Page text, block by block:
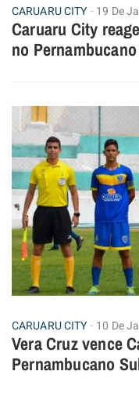
CARUARU CITY 19 De
Caruaru City
no
CARUARU CITY 10 De
Vera Cruz vence
Pernambucano